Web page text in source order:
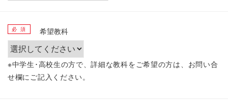
希望教科
必 須
※中学生･高校生の方で、詳細な教科をご希望の方は、お問い合
せ欄にご記入ください。